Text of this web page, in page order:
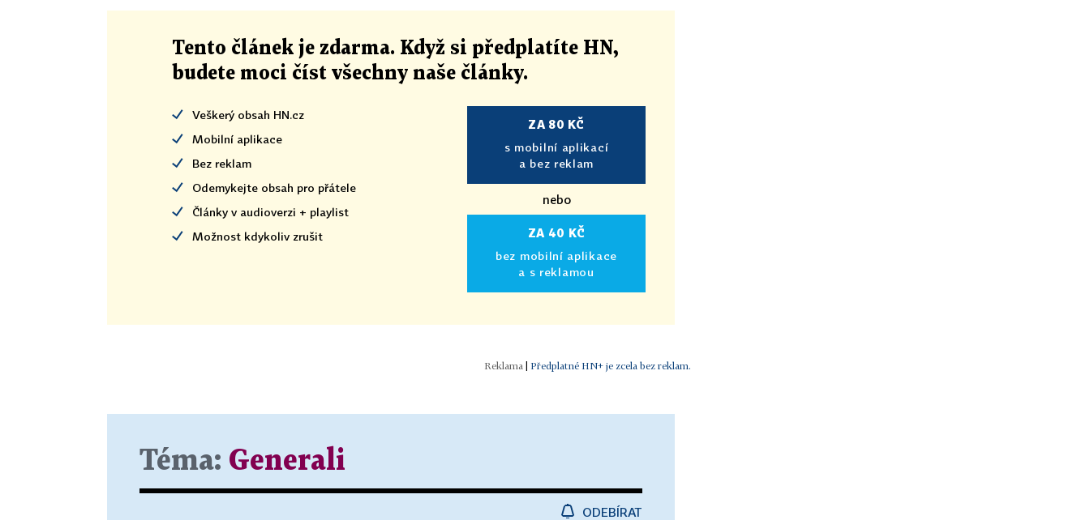
Tento článek je zdarma. Když si předplatíte HN,
budete moci číst všechny naše články.
Veškerý obsah HN.cz
Mobilní aplikace
Bez reklam
Odemykejte obsah pro přátele
Články v audioverzi + playlist
Možnost kdykoliv zrušit
ZA 80 KČ
s mobilní aplikací
a bez reklam
nebo
ZA 40 KČ
bez mobilní aplikace
a s reklamou
Předplatné HN+ je zcela bez reklam.
Téma: Generali
ODEBÍRAT